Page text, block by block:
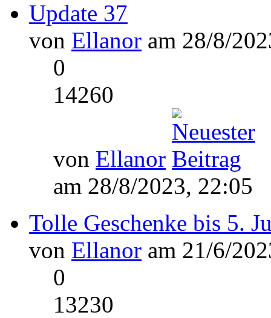
Update 37
von Ellanor am 28/8/
0
14260
von Ellanor
am 28/8/2023, 22:05
Tolle Geschenke bis 5.
von Ellanor am 21/6/
0
13230